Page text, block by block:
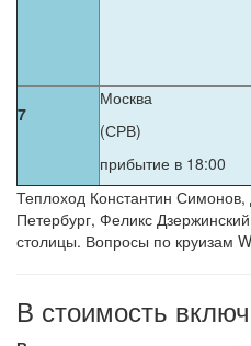
7
Москва
(СРВ)
прибытие в 18:00
Теплоход Константин
Петербург, Феликс
столицы. Вопросы по круизам
В стоимость